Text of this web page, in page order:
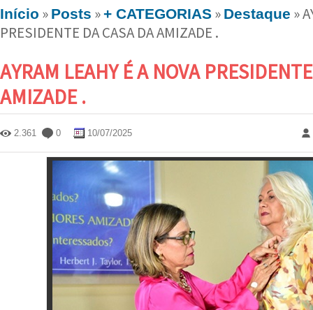
Início » Posts »+ CATEGORIAS » Destaque »
PRESIDENTE DA CASA DA AMIZADE .
AYRAM LEAHY É A NOVA
AMIZADE .
2.361 0 10/07/2025